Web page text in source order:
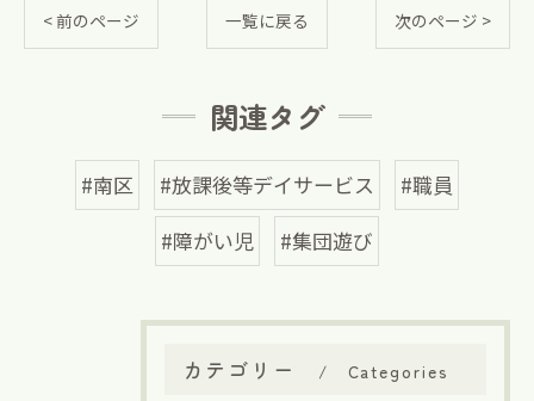
< 前のページ 一覧に戻る 次のページ >
関連タグ
#南区 #放課後等デイサービス
#職員
#障がい児
#集団遊び
カテゴリー Categories